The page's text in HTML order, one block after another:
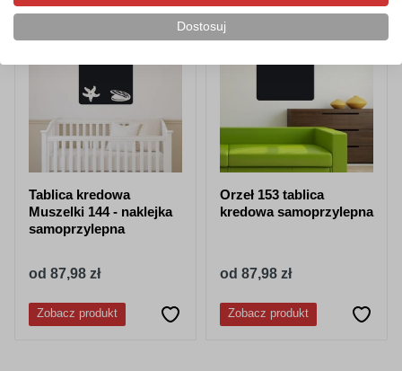
Tablica kredowa
Muszelki 144 - naklejka
samoprzylepna
od 87,98 zł
Zobacz produkt
Orzeł 153 tablica
kredowa samoprzylepna
od 87,98 zł
Zobacz produkt
Dostosuj